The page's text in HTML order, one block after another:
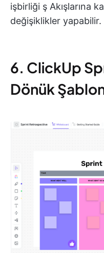
işbirliği ş Akışlarına
değişiklikler yapabilir.
6. ClickUp
Dönük